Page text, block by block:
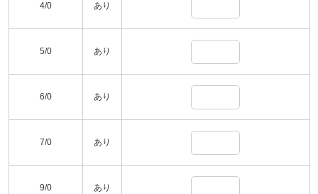
4/0 あり
5/0 あり
6/0 あり
7/0 あり
9/0 あり